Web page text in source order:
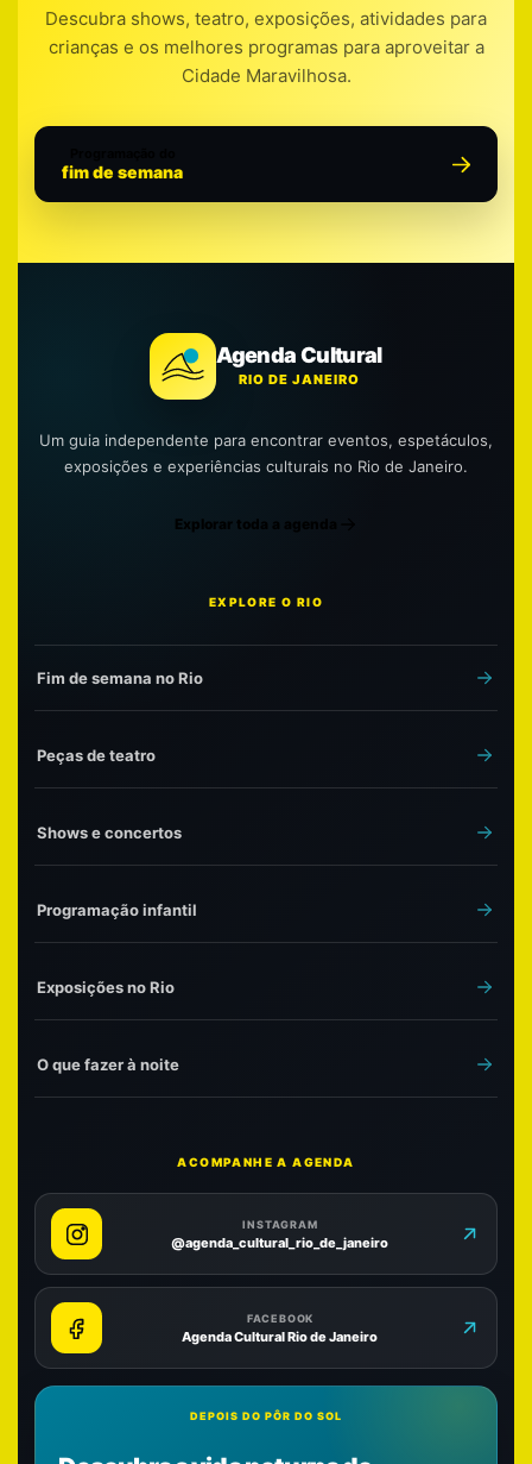
Descubra shows, teatro, exposições, atividades para
crianças e os melhores programas para aproveitar a
Cidade Maravilhosa.
fim de semana
Agenda Cultural
RIO DE JANEIRO
Um guia independente para encontrar eventos, espetáculos,
exposições e experiências culturais no Rio de Janeiro.
Explorar toda a agenda
EXPLORE O RIO
Fim de semana no Rio
Peças de teatro
Shows e concertos
Programação infantil
Exposições no Rio
O que fazer à noite
ACOMPANHE A AGENDA
INSTAGRAM
@agenda_cultural_rio_de_janeiro
FACEBOOK
Agenda Cultural Rio de Janeiro
DEPOIS DO PÔR DO SOL